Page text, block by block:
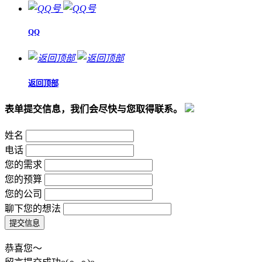
QQ
返回顶部
表单提交信息，我们会尽快与您取得联系。
姓名
电话
您的需求
您的预算
您的公司
聊下您的想法
恭喜您～